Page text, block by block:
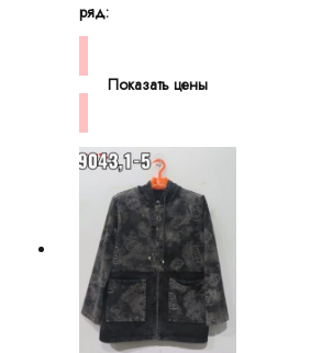
ряд:
Показать цены